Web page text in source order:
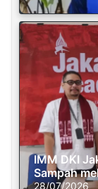
IMM DKI
Sampah
28/07/2026